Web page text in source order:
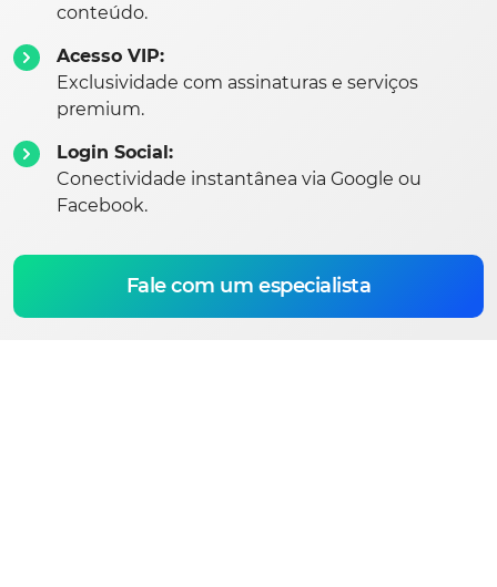
conteúdo.
Acesso VIP:
Exclusividade com assinaturas e serviços
premium.
Login Social:
Conectividade instantânea via Google ou
Facebook.
Fale com um especialista